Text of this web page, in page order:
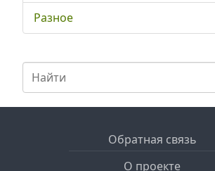
Разное
Обратная связь
О проекте